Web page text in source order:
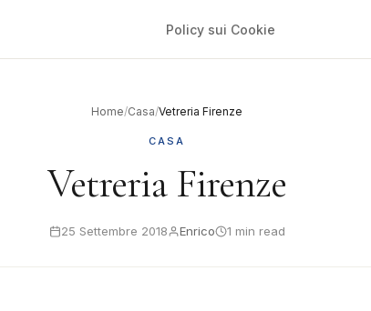
Policy sui Cookie
Home/Casa/Vetreria Firenze
CASA
Vetreria Firenze
25 Settembre 2018 Enrico 1 min read